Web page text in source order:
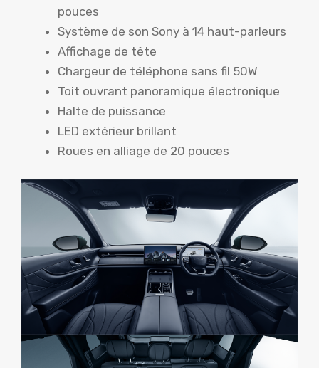
pouces
Système de son Sony à 14 haut-parleurs
Affichage de tête
Chargeur de téléphone sans fil 50W
Toit ouvrant panoramique électronique
Halte de puissance
LED extérieur brillant
Roues en alliage de 20 pouces